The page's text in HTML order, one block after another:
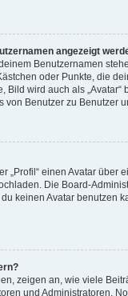
angezeigt
Benutzernamen
oder Punkte, die
Bild wird auch als
Benutzer zu Benutzer
„Profil“ einen Avatar über
Die Board-
keinen Avatar benutzen
zeigen an, wie viele
und Administratoren.